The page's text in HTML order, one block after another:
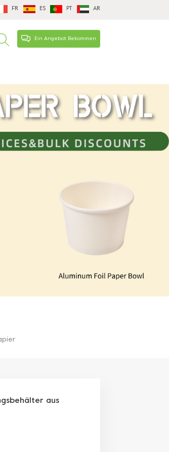
FR ES PT AR
Ein Angebot Bekommen
aus